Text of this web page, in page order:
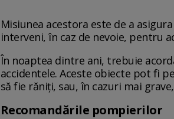
Misiunea acestora este de a
interveni, în caz de nevoie, pentru
În noaptea dintre ani, trebuie
accidentele. Aceste obiecte pot fi
să fie răniți, sau, în cazuri mai
Recomandările pompierilor